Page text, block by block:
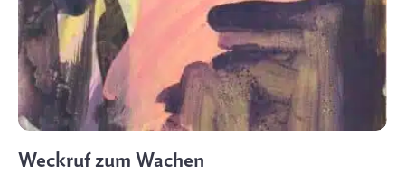
Weckruf zum Wachen